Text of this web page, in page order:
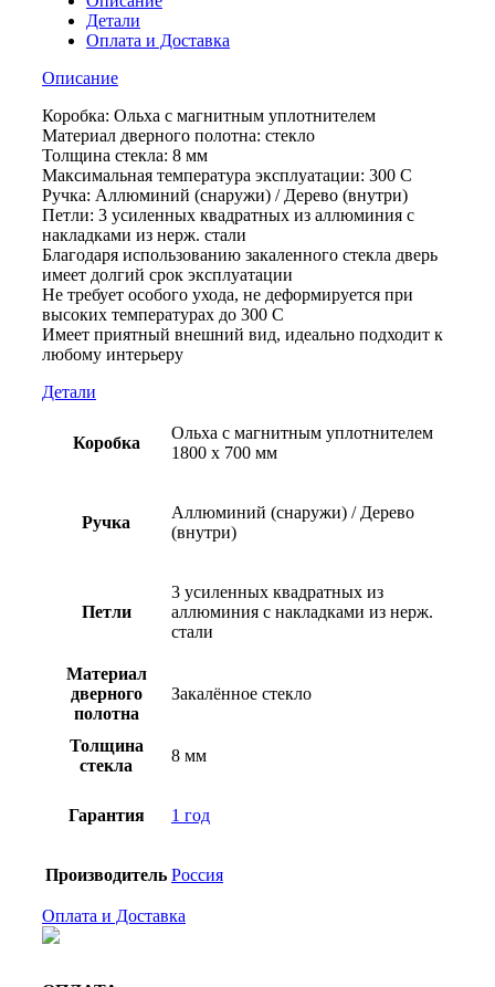
Детали
Оплата и Доставка
Описание
Коробка: Ольха с магнитным уплотнителем
Материал дверного полотна: стекло
Толщина стекла: 8 мм
Максимальная температура эксплуатации: 300 С
Ручка: Аллюминий (снаружи) / Дерево (внутри)
Петли: 3 усиленных квадратных из аллюминия с
накладками из нерж. стали
Благодаря использованию закаленного стекла дверь
имеет долгий срок эксплуатации
Не требует особого ухода, не деформируется при
высоких температурах до 300 С
Имеет приятный внешний вид, идеально подходит к
любому интерьеру
Детали
Коробка
Ольха с магнитным уплотнителем
1800 х 700 мм
Ручка
Аллюминий (снаружи) / Дерево
(внутри)
Петли
3 усиленных квадратных из
аллюминия с накладками из нерж.
стали
Материал
дверного
полотна
Закалённое стекло
Толщина
стекла
8 мм
Гарантия 1 год
Производитель Россия
Оплата и Доставка